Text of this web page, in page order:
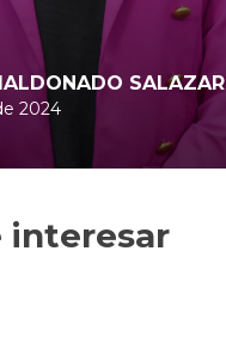
SALAZAR
2024
interesar